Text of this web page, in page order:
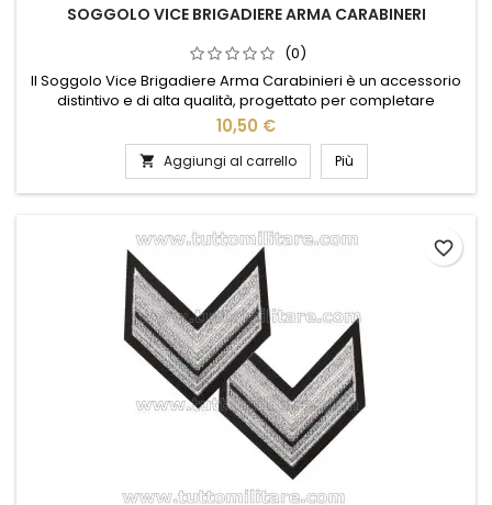
SOGGOLO VICE BRIGADIERE ARMA CARABINERI
(0)
Il Soggolo Vice Brigadiere Arma Carabinieri è un accessorio
distintivo e di alta qualità, progettato per completare
l'uniforme con eleganza e precisione. Realizzato con
materiali resistenti e rifinito con cura, questo soggolo
rappresenta l'orgoglio e la dedizione di chi serve nell'Arma. Il
suo design sobrio e autorevole si integra perfettamente
con...
10,50 €
 Aggiungi al carrello Più
favorite_border